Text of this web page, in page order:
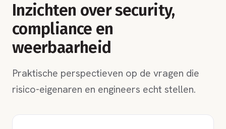
Inzichten over security,
compliance en
weerbaarheid
Praktische perspectieven op de vragen die
risico-eigenaren en engineers echt stellen.